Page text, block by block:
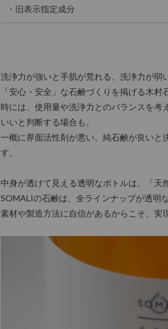
・旧表示指定成分
洗浄力が強いと手肌が荒れる、洗浄力が弱
「安心・安全」な石鹸づくりを掲げる木
時には、使用量や洗浄力とのバランスを
いいと判断する場合も。
一概に界面活性剤が悪い、純石鹸が良いと
す。
中身が透けて見える透明なボトルは、「天
SOMALIの石鹸は、全ラインナップが透明
素材や製造方法に自信があるからこそ、実